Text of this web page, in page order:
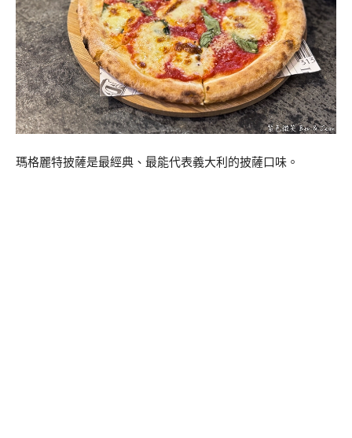
瑪格麗特披薩是最經典、最能代表義大利的披薩口味。